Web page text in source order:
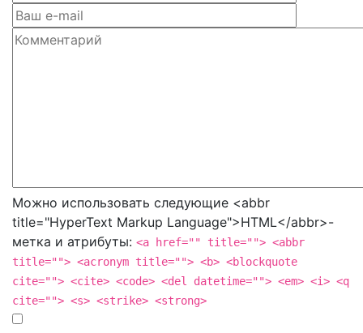
Можно использовать следующие <abbr
title="HyperText Markup Language">HTML</abbr>-
метка и атрибуты: <a href="" title=""> <abbr
title=""> <acronym title=""> <b> <blockquote
cite=""> <cite> <code> <del datetime=""> <em> <i> <q
cite=""> <s> <strike> <strong>